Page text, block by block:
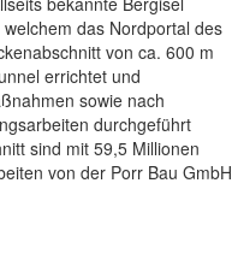
das Nordportal des
von ca. 600 m
errichtet und
sowie nach
durchgeführt
sind mit 59,5 Millionen
von der Porr Bau GmbH